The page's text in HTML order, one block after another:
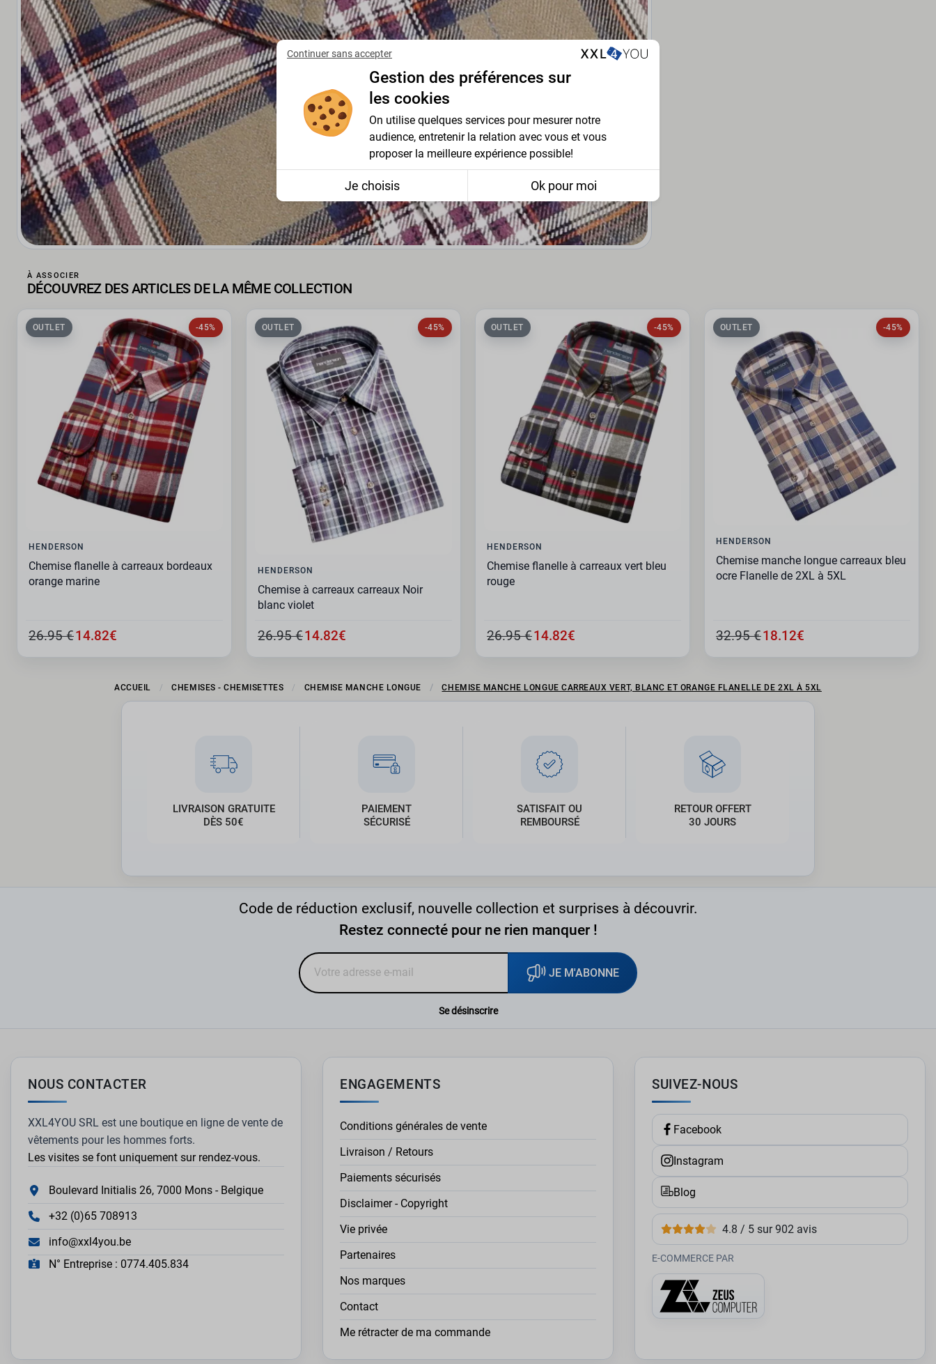
À ASSOCIER
DÉCOUVREZ DES ARTICLES DE LA MÊME COLLECTION
-45%
OUTLET
HENDERSON
Chemise flanelle à carreaux bordeaux
orange marine
26.95 €14.82€
-45%
OUTLET
HENDERSON
Chemise à carreaux carreaux Noir
blanc violet
26.95 €14.82€
-45%
OUTLET
HENDERSON
Chemise flanelle à carreaux vert bleu
rouge
26.95 €14.82€
-45%
OUTLET
HENDERSON
Chemise manche longue carreaux bleu
ocre Flanelle de 2XL à 5XL
32.95 €18.12€
ACCUEIL CHEMISES - CHEMISETTES CHEMISE MANCHE LONGUE CHEMISE MANCHE LONGUE CARREAUX VERT, BLANC ET ORANGE FLANELLE DE 2XL À 5XL
LIVRAISON GRATUITE
DÈS 50€
PAIEMENT
SÉCURISÉ
SATISFAIT OU
REMBOURSÉ
RETOUR OFFERT
30 JOURS
Code de réduction exclusif, nouvelle collection et surprises à découvrir.
Restez connecté pour ne rien manquer !
JE M'ABONNE
Se désinscrire
NOUS CONTACTER
XXL4YOU SRL est une boutique en ligne de vente de
vêtements pour les hommes forts.
Les visites se font uniquement sur rendez-vous.
Boulevard Initialis 26, 7000 Mons - Belgique
+32 (0)65 708913
info@xxl4you.be
N° Entreprise : 0774.405.834
ENGAGEMENTS
Conditions générales de vente
Livraison / Retours
Paiements sécurisés
Disclaimer - Copyright
Vie privée
Partenaires
Nos marques
Contact
Me rétracter de ma commande
SUIVEZ-NOUS
Facebook
Instagram
Blog
4.8 / 5 sur 902 avis
E-COMMERCE PAR
Continuer sans accepter
Gestion des préférences sur
les cookies
On utilise quelques services pour mesurer notre
audience, entretenir la relation avec vous et vous
proposer la meilleure expérience possible!
Je choisis Ok pour moi